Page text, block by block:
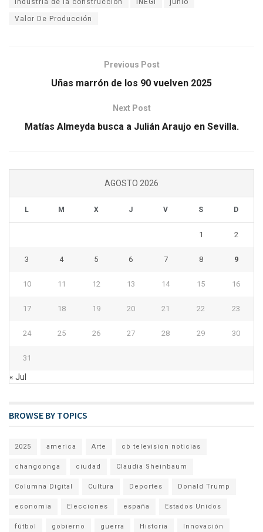
industria de la construcción INEGI junio
Valor De Producción
Previous Post
Uñas marrón de los 90 vuelven 2025
Next Post
Matías Almeyda busca a Julián Araujo en Sevilla.
AGOSTO 2026
L M X J V S D
1 2
3 4 5 6 7 8 9
10 11 12 13 14 15 16
17 18 19 20 21 22 23
24 25 26 27 28 29 30
31
« Jul
BROWSE BY TOPICS
2025 america Arte cb television noticias
changoonga ciudad Claudia Sheinbaum
Columna Digital Cultura Deportes Donald Trump
economia Elecciones españa Estados Unidos
fútbol gobierno guerra Historia Innovación